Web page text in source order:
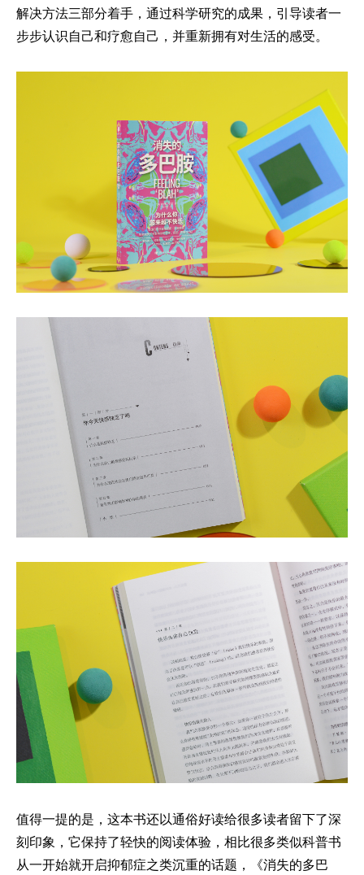
解决方法三部分着手，通过科学研究的成果，引导读者一
步步认识自己和疗愈自己，并重新拥有对生活的感受。
值得一提的是，这本书还以通俗好读给很多读者留下了深
刻印象，它保持了轻快的阅读体验，相比很多类似科普书
从一开始就开启抑郁症之类沉重的话题，《消失的多巴